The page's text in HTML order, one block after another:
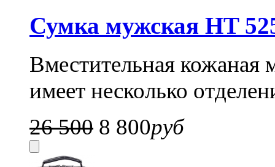
Сумка мужская HT
Вместительная кожаная
имеет несколько
26 500 8 800руб